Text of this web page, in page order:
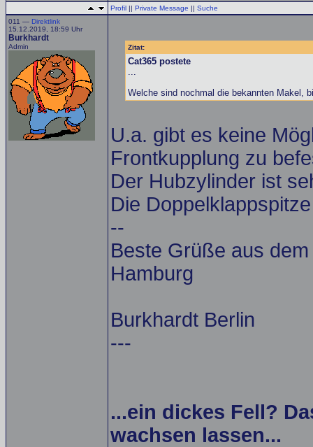
Profil || Private Message || Suche
011 — Direktlink
15.12.2019, 18:59 Uhr
Burkhardt
Admin Zitat:
Cat365 postete
...
Welche sind nochmal die bekannten Makel,
U.a. gibt es keine
Frontkupplung zu
Der Hubzylinder ist
Die
--
Beste Grüße aus
Hamburg
Burkhardt Berlin
---
...ein dickes Fell?
wachsen lassen...